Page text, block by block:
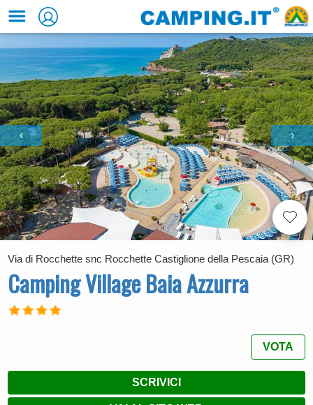
‹ ›
Via di Rocchette snc Rocchette Castiglione della Pescaia (GR)
Camping Village Baia Azzurra
VOTA
SCRIVICI